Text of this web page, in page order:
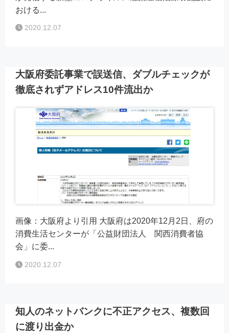
おける...
2020.12.07
大阪府委託事業で誤送信、ダブルチェックが
徹底されずアドレス10件流出か
画像：大阪府より引用 大阪府は2020年12月2日、府の
消費生活センターが「公益財団法人 関西消費者協
会」に委...
2020.12.07
知人のネットバンクに不正アクセス、複数回
に渡り出金か